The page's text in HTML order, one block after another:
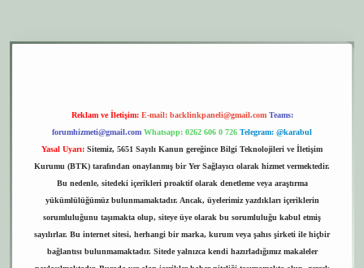
Reklam ve İletişim: E-mail: backlinkpaneli@gmail.com Teams:
forumhizmeti@gmail.com Whatsapp: 0262 606 0 726 Telegram: @karabul
Yasal Uyarı: Sitemiz, 5651 Sayılı Kanun gereğince Bilgi Teknolojileri ve İletişim
Kurumu (BTK) tarafından onaylanmış bir Yer Sağlayıcı olarak hizmet vermektedir.
Bu nedenle, sitedeki içerikleri proaktif olarak denetleme veya araştırma
yükümlülüğümüz bulunmamaktadır. Ancak, üyelerimiz yazdıkları içeriklerin
sorumluluğunu taşımakta olup, siteye üye olarak bu sorumluluğu kabul etmiş
sayılırlar. Bu internet sitesi, herhangi bir marka, kurum veya şahıs şirketi ile hiçbir
bağlantısı bulunmamaktadır. Sitede yalnızca kendi hazırladığımız makaleler